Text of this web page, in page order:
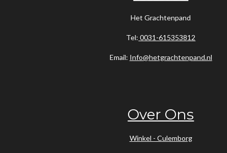
Het Grachtenpand
Tel: 0031-615353812
Email: Info@hetgrachtenpand.nl
Over Ons
Winkel - Culemborg